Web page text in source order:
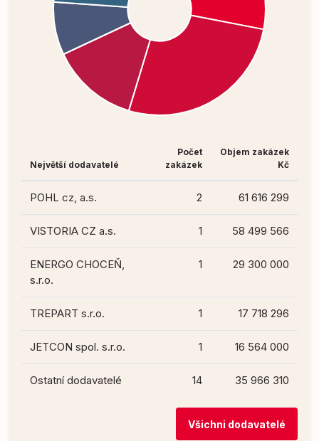
Největší dodavatelé
Počet
zakázek
Objem zakázek
Kč
POHL cz, a.s. 2 61 616 299
VISTORIA CZ a.s. 1 58 499 566
ENERGO CHOCEŇ,
s.r.o.
1 29 300 000
TREPART s.r.o. 1 17 718 296
JETCON spol. s.r.o. 1 16 564 000
Ostatní dodavatelé 14 35 966 310
Všichni dodavatelé